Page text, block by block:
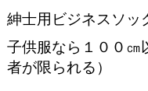
紳士用ビジネスソッ
子供服なら１００㎝
者が限られる）